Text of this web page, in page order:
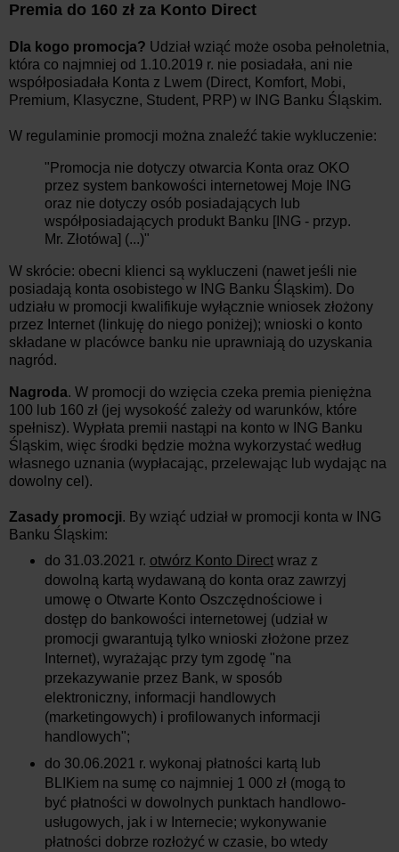
Premia do 160 zł za Konto Direct
Dla kogo promocja? Udział wziąć może osoba pełnoletnia,
która co najmniej od 1.10.2019 r. nie posiadała, ani nie
współposiadała Konta z Lwem (Direct, Komfort, Mobi,
Premium, Klasyczne, Student, PRP) w ING Banku Śląskim.
W regulaminie promocji można znaleźć takie wykluczenie:
"Promocja nie dotyczy otwarcia Konta oraz OKO
przez system bankowości internetowej Moje ING
oraz nie dotyczy osób posiadających lub
współposiadających produkt Banku [ING - przyp.
Mr. Złotówa] (...)"
W skrócie: obecni klienci są wykluczeni (nawet jeśli nie
posiadają konta osobistego w ING Banku Śląskim). Do
udziału w promocji kwalifikuje wyłącznie wniosek złożony
przez Internet (linkuję do niego poniżej); wnioski o konto
składane w placówce banku nie uprawniają do uzyskania
nagród.
Nagroda. W promocji do wzięcia czeka premia pieniężna
100 lub 160 zł (jej wysokość zależy od warunków, które
spełnisz). Wypłata premii nastąpi na konto w ING Banku
Śląskim, więc środki będzie można wykorzystać według
własnego uznania (wypłacając, przelewając lub wydając na
dowolny cel).
Zasady promocji. By wziąć udział w promocji konta w ING
Banku Śląskim:
do 31.03.2021 r. otwórz Konto Directwraz z
dowolną kartą wydawaną do konta oraz zawrzyj
umowę o Otwarte Konto Oszczędnościowe i
dostęp do bankowości internetowej (udział w
promocji gwarantują tylko wnioski złożone przez
Internet), wyrażając przy tym zgodę "na
przekazywanie przez Bank, w sposób
elektroniczny, informacji handlowych
(marketingowych) i profilowanych informacji
handlowych";
do 30.06.2021 r. wykonaj płatności kartą lub
BLIKiem na sumę co najmniej 1 000 zł (mogą to
być płatności w dowolnych punktach handlowo-
usługowych, jak i w Internecie; wykonywanie
płatności dobrze rozłożyć w czasie, bo wtedy